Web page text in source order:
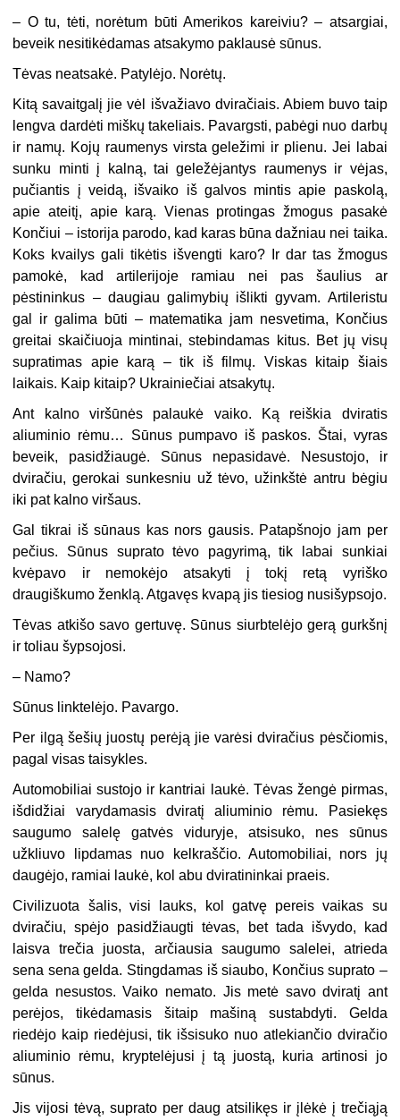
– O tu, tėti, norėtum būti Amerikos kareiviu? – atsargiai,
beveik nesitikėdamas atsakymo paklausė sūnus.
Tėvas neatsakė. Patylėjo. Norėtų.
Kitą savaitgalį jie vėl išvažiavo dviračiais. Abiem buvo taip
lengva dardėti miškų takeliais. Pavargsti, pabėgi nuo darbų
ir namų. Kojų raumenys virsta geležimi ir plienu. Jei labai
sunku minti į kalną, tai geležėjantys raumenys ir vėjas,
pučiantis į veidą, išvaiko iš galvos mintis apie paskolą,
apie ateitį, apie karą. Vienas protingas žmogus pasakė
Končiui – istorija parodo, kad karas būna dažniau nei taika.
Koks kvailys gali tikėtis išvengti karo? Ir dar tas žmogus
pamokė, kad artilerijoje ramiau nei pas šaulius ar
pėstininkus – daugiau galimybių išlikti gyvam. Artileristu
gal ir galima būti – matematika jam nesvetima, Končius
greitai skaičiuoja mintinai, stebindamas kitus. Bet jų visų
supratimas apie karą – tik iš filmų. Viskas kitaip šiais
laikais. Kaip kitaip? Ukrainiečiai atsakytų.
Ant kalno viršūnės palaukė vaiko. Ką reiškia dviratis
aliuminio rėmu… Sūnus pumpavo iš paskos. Štai, vyras
beveik, pasidžiaugė. Sūnus nepasidavė. Nesustojo, ir
dviračiu, gerokai sunkesniu už tėvo, užinkštė antru bėgiu
iki pat kalno viršaus.
Gal tikrai iš sūnaus kas nors gausis. Patapšnojo jam per
pečius. Sūnus suprato tėvo pagyrimą, tik labai sunkiai
kvėpavo ir nemokėjo atsakyti į tokį retą vyriško
draugiškumo ženklą. Atgavęs kvapą jis tiesiog nusišypsojo.
Tėvas atkišo savo gertuvę. Sūnus siurbtelėjo gerą gurkšnį
ir toliau šypsojosi.
– Namo?
Sūnus linktelėjo. Pavargo.
Per ilgą šešių juostų perėją jie varėsi dviračius pėsčiomis,
pagal visas taisykles.
Automobiliai sustojo ir kantriai laukė. Tėvas žengė pirmas,
išdidžiai varydamasis dviratį aliuminio rėmu. Pasiekęs
saugumo salelę gatvės viduryje, atsisuko, nes sūnus
užkliuvo lipdamas nuo kelkraščio. Automobiliai, nors jų
daugėjo, ramiai laukė, kol abu dviratininkai praeis.
Civilizuota šalis, visi lauks, kol gatvę pereis vaikas su
dviračiu, spėjo pasidžiaugti tėvas, bet tada išvydo, kad
laisva trečia juosta, arčiausia saugumo salelei, atrieda
sena sena gelda. Stingdamas iš siaubo, Končius suprato –
gelda nesustos. Vaiko nemato. Jis metė savo dviratį ant
perėjos, tikėdamasis šitaip mašiną sustabdyti. Gelda
riedėjo kaip riedėjusi, tik išsisuko nuo atlekiančio dviračio
aliuminio rėmu, kryptelėjusi į tą juostą, kuria artinosi jo
sūnus.
Jis vijosi tėvą, suprato per daug atsilikęs ir įlėkė į trečiąją